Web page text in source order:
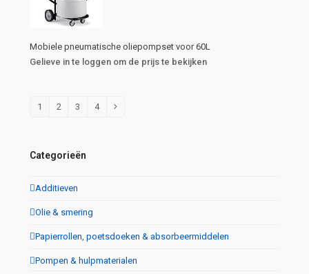
Mobiele pneumatische oliepompset voor 60L
Gelieve in te loggen om de prijs te bekijken
1 2 3 4
Categorieën
Additieven
Olie & smering
Papierrollen, poetsdoeken & absorbeermiddelen
Pompen & hulpmaterialen